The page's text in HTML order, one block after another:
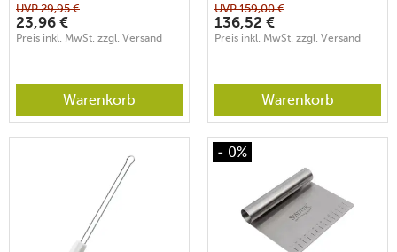
UVP29,95 €
23,96 €
Preis inkl. MwSt. zzgl. Versand
Warenkorb
UVP159,00 €
136,52 €
Preis inkl. MwSt. zzgl. Versand
Warenkorb
- 0%